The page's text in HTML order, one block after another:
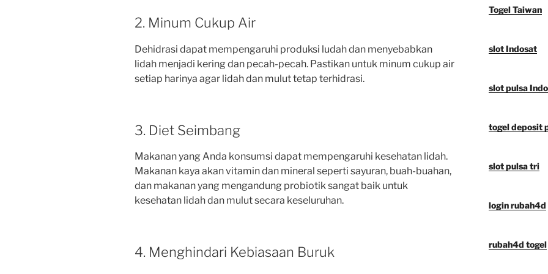
2. Minum Cukup Air
Dehidrasi dapat mempengaruhi produksi ludah dan menyebabkan
lidah menjadi kering dan pecah-pecah. Pastikan untuk minum cukup air
setiap harinya agar lidah dan mulut tetap terhidrasi.
3. Diet Seimbang
Makanan yang Anda konsumsi dapat mempengaruhi kesehatan lidah.
Makanan kaya akan vitamin dan mineral seperti sayuran, buah-buahan,
dan makanan yang mengandung probiotik sangat baik untuk
kesehatan lidah dan mulut secara keseluruhan.
4. Menghindari Kebiasaan Buruk
Togel Taiwan
slot Indosat
slot pulsa
togel deposit
slot pulsa tri
login rubah4d
rubah4d togel